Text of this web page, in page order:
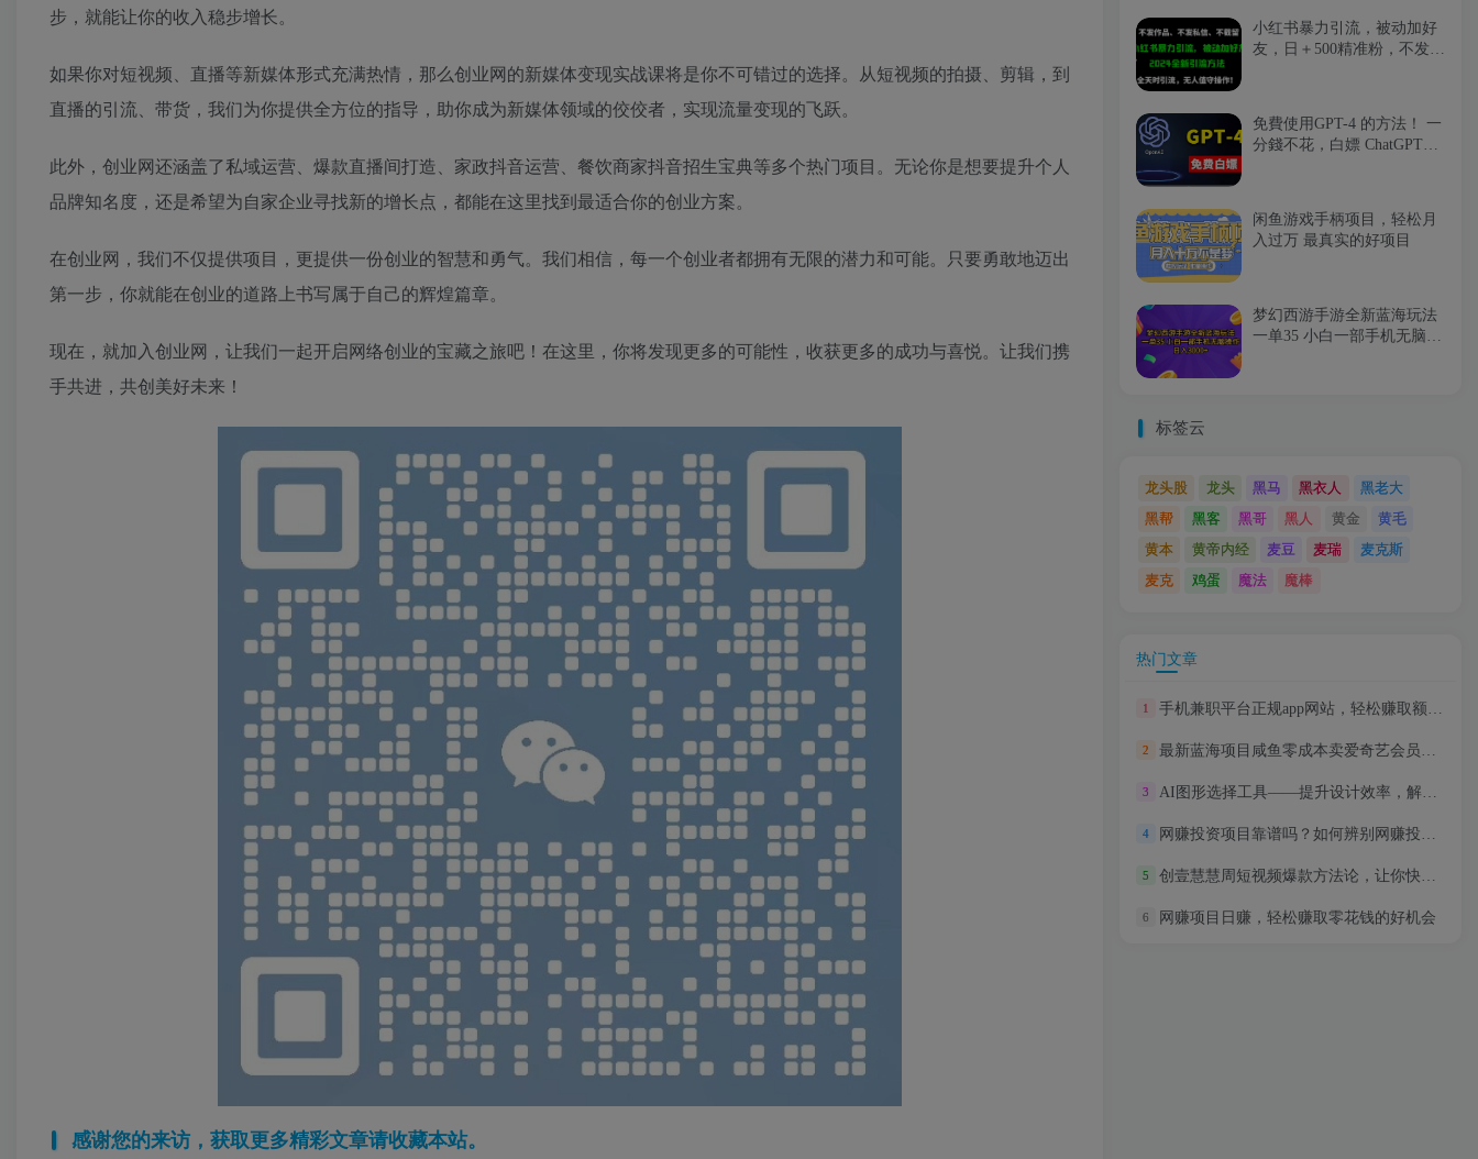
步，就能让你的收入稳步增长。
如果你对短视频、直播等新媒体形式充满热情，那么创业网的新媒体变现实战课将是你不可错过的选择。从短视频的拍摄、剪辑，到
直播的引流、带货，我们为你提供全方位的指导，助你成为新媒体领域的佼佼者，实现流量变现的飞跃。
此外，创业网还涵盖了私域运营、爆款直播间打造、家政抖音运营、餐饮商家抖音招生宝典等多个热门项目。无论你是想要提升个人
品牌知名度，还是希望为自家企业寻找新的增长点，都能在这里找到最适合你的创业方案。
在创业网，我们不仅提供项目，更提供一份创业的智慧和勇气。我们相信，每一个创业者都拥有无限的潜力和可能。只要勇敢地迈出
第一步，你就能在创业的道路上书写属于自己的辉煌篇章。
现在，就加入创业网，让我们一起开启网络创业的宝藏之旅吧！在这里，你将发现更多的可能性，收获更多的成功与喜悦。让我们携
手共进，共创美好未来！
感谢您的来访，获取更多精彩文章请收藏本站。
小红书暴力引流，被动加好
友，日＋500精准粉，不发作
免費使用GPT-4 的方法！ 一
分錢不花，白嫖 ChatGPT专
闲鱼游戏手柄项目，轻松月
入过万 最真实的好项目
梦幻西游手游全新蓝海玩法
一单35 小白一部手机无脑操
标签云
龙头股 龙头 黑马 黑衣人
黑老大
黑帮
黑客 黑哥 黑人 黄金
黄毛
黄本
黄帝内经 麦豆 麦瑞
麦克斯
麦克
鸡蛋 魔法 魔棒
热门文章
1 手机兼职平台正规app网站，轻松赚取额外收入的最佳选择
2 最新蓝海项目咸鱼零成本卖爱奇艺会员小白有手就行 无脑操作轻松日入三位数
3 AI图形选择工具——提升设计效率，解放创意无限可能
4 网赚投资项目靠谱吗？如何辨别网赚投资项目的真实性与风险
5 创壹慧慧周短视频爆款方法论，让你快速入门、少走弯路、节省试错成本
6 网赚项目日赚，轻松赚取零花钱的好机会